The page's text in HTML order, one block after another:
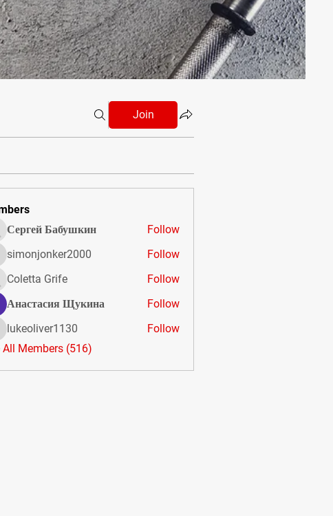
Join
Сергей Бабушкин
Follow
simonjonker2000
Follow
Coletta Grife
Follow
Анастасия Щукина
Follow
lukeoliver1130
Follow
All Members (516)